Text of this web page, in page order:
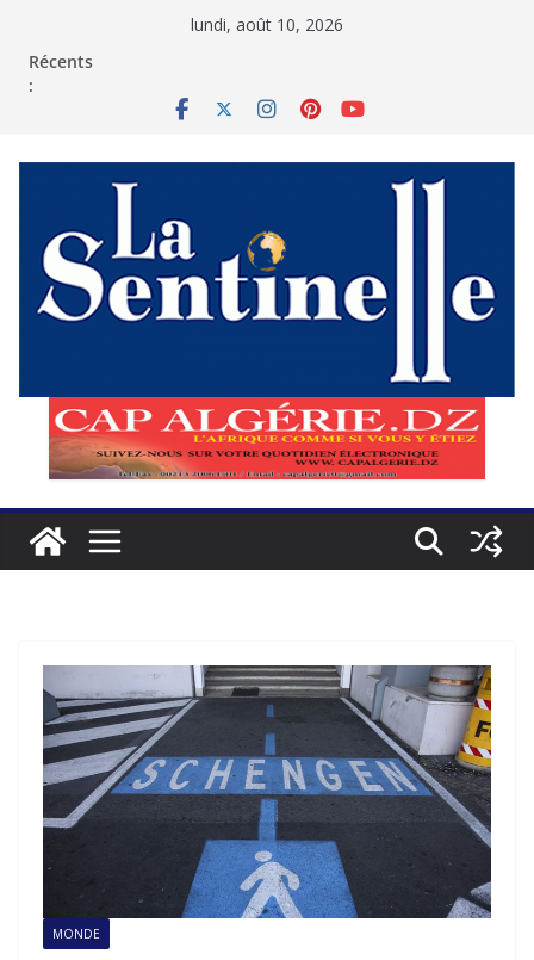
lundi, août 10, 2026
Récents
:
MONDE